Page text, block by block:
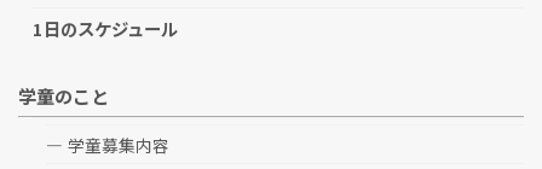
1日のスケジュール
学童のこと
学童募集内容